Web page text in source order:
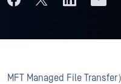
MFT Managed File